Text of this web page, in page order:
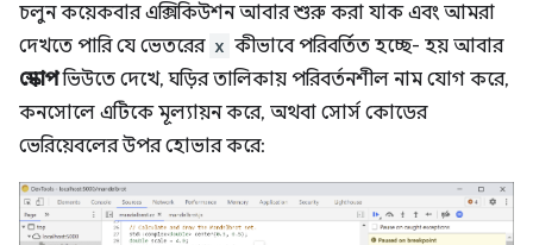
চলুন কয়েকবার এক্সিকিউশন আবার শুরু করা যাক এবং আমরা
দেখতে পারি যে ভেতরের x কীভাবে পরিবর্তিত হচ্ছে- হয় আবার
স্কোপভিউতে দেখে, ঘড়ির তালিকায় পরিবর্তনশীল নাম যোগ করে,
কনসোলে এটিকে মূল্যায়ন করে, অথবা সোর্স কোডের
ভেরিয়েবলের উপর হোভার করে: